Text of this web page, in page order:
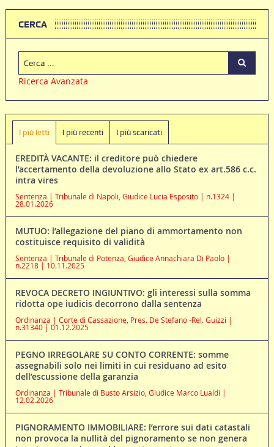
CERCA
Ricerca Avanzata
I più letti I più recenti I più scaricati
EREDITÀ VACANTE: il creditore può chiedere
l’accertamento della devoluzione allo Stato ex art.586 c.c.
intra vires
Sentenza | Tribunale di Napoli, Giudice Lucia Esposito | n.1324 |
28.01.2026
MUTUO: l’allegazione del piano di ammortamento non
costituisce requisito di validità
Sentenza | Tribunale di Potenza, Giudice Annachiara Di Paolo |
n.2218 | 10.11.2025
REVOCA DECRETO INGIUNTIVO: gli interessi sulla somma
ridotta ope iudicis decorrono dalla sentenza
Ordinanza | Corte di Cassazione, Pres. De Stefano -Rel. Guizzi |
n.31340 | 01.12.2025
PEGNO IRREGOLARE SU CONTO CORRENTE: somme
assegnabili solo nei limiti in cui residuano ad esito
dell’escussione della garanzia
Ordinanza | Tribunale di Busto Arsizio, Giudice Marco Lualdi |
12.02.2026
PIGNORAMENTO IMMOBILIARE: l’errore sui dati catastali
non provoca la nullità del pignoramento se non genera